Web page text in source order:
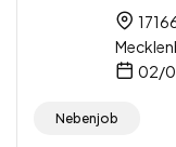
02/
Nebenjob